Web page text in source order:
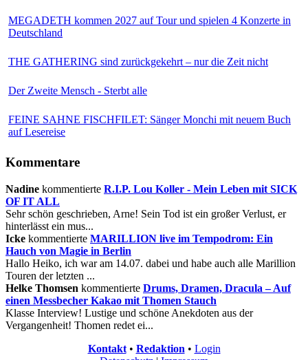
MEGADETH kommen 2027 auf Tour und spielen 4 Konzerte in
Deutschland
THE GATHERING sind zurückgekehrt – nur die Zeit nicht
Der Zweite Mensch - Sterbt alle
FEINE SAHNE FISCHFILET: Sänger Monchi mit neuem Buch
auf Lesereise
Kommentare
Nadine kommentierte R.I.P. Lou Koller - Mein Leben mit SICK
OF IT ALL
Sehr schön geschrieben, Arne! Sein Tod ist ein großer Verlust, er
hinterlässt ein mus...
Icke kommentierte MARILLION live im Tempodrom: Ein
Hauch von Magie in Berlin
Hallo Heiko, ich war am 14.07. dabei und habe auch alle Marillion
Touren der letzten ...
Helke Thomsen kommentierte Drums, Dramen, Dracula – Auf
einen Messbecher Kakao mit Thomen Stauch
Klasse Interview! Lustige und schöne Anekdoten aus der
Vergangenheit! Thomen redet ei...
Kontakt• Redaktion • Login